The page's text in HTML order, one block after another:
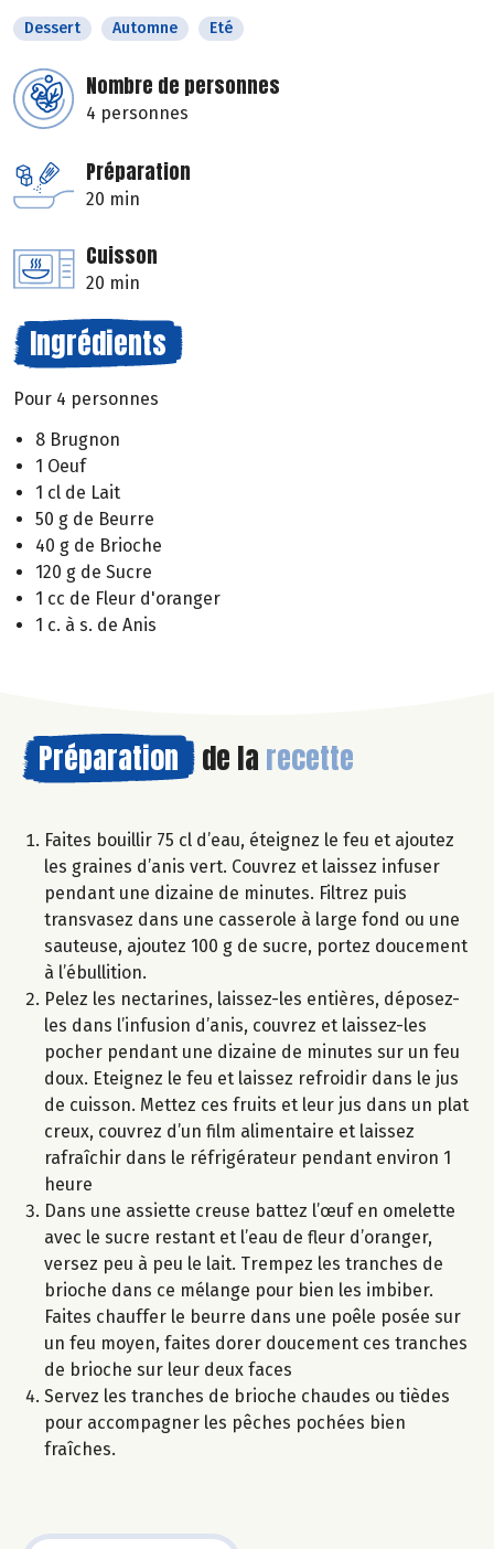
Dessert Automne Eté
Nombre de personnes
4 personnes
Préparation
20 min
Cuisson
20 min
Ingrédients
Pour 4 personnes
8 Brugnon
1 Oeuf
1 cl de Lait
50 g de Beurre
40 g de Brioche
120 g de Sucre
1 cc de Fleur d'oranger
1 c. à s. de Anis
Préparation de la recette
Faites bouillir 75 cl d’eau, éteignez le feu et ajoutez
les graines d’anis vert. Couvrez et laissez infuser
pendant une dizaine de minutes. Filtrez puis
transvasez dans une casserole à large fond ou une
sauteuse, ajoutez 100 g de sucre, portez doucement
à l’ébullition.
Pelez les nectarines, laissez-les entières, déposez-
les dans l’infusion d’anis, couvrez et laissez-les
pocher pendant une dizaine de minutes sur un feu
doux. Eteignez le feu et laissez refroidir dans le jus
de cuisson. Mettez ces fruits et leur jus dans un plat
creux, couvrez d’un film alimentaire et laissez
rafraîchir dans le réfrigérateur pendant environ 1
heure
Dans une assiette creuse battez l’œuf en omelette
avec le sucre restant et l’eau de fleur d’oranger,
versez peu à peu le lait. Trempez les tranches de
brioche dans ce mélange pour bien les imbiber.
Faites chauffer le beurre dans une poêle posée sur
un feu moyen, faites dorer doucement ces tranches
de brioche sur leur deux faces
Servez les tranches de brioche chaudes ou tièdes
pour accompagner les pêches pochées bien
fraîches.